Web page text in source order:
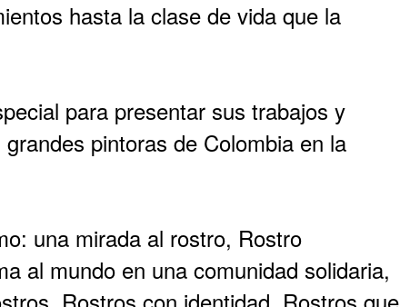
hasta la clase de vida que la
para presentar sus trabajos y
pintoras de Colombia en la
una mirada al rostro, Rostro
al mundo en una comunidad solidaria,